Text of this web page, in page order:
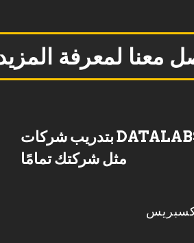
معنا لمعرفة
قامت وكالة DATALABS بتدريب شركات
مثل شركتك تمامًا